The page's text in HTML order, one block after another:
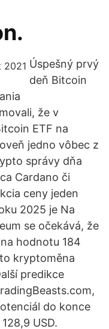
Úspešný prvý
deň Bitcoin
že v
ETF na
jedno vôbec z
správy dňa
Cardano či
ceny jeden
2025 je Na
se očekává, že
hodnotu 184
kryptoměna
predikce
do konce
USD.